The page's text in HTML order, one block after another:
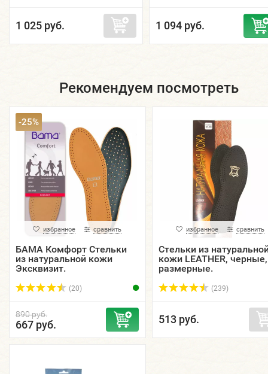
1 025 руб. 1 094 руб.
Рекомендуем посмотреть
-25%
избранное сравнить
БАМА Комфорт Стельки
из натуральной кожи
Эксквизит.
(20)
890 руб.
667 руб.
избранное сравнить
Стельки из
кожи LEATHER, черные,
размерные.
(239)
513 руб.